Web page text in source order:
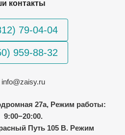
контакты
79-04-04
959-88-32
info@zaisy.ru
27а, Режим работы:
9:00−20:00.
Путь 105 В. Режим